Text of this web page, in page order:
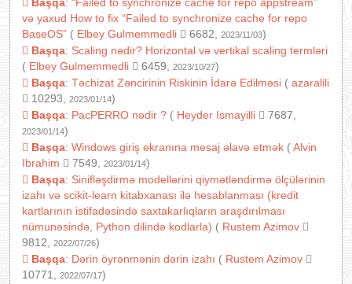
və yaxud How to fix “Failed to synchronize cache for repo
BaseOS” ( Elbey Gulmemmedli 6682, 2023/11/03)
Başqa: Scaling nədir? Horizontal və vertikal scaling termləri
( Elbey Gulmemmedli 6459, 2023/10/27)
Başqa: Təchizat Zəncirinin Riskinin İdarə Edilməsi ( azaralili
10293,
2023/01/14)
Başqa: PacPERRO nədir ? ( Heyder Ismayilli 7687,
2023/01/14)
Başqa: Windows giriş ekranına mesaj əlavə etmək (Alvin
Ibrahim
7549, 2023/01/14)
Başqa: Sinifləşdirmə modellərini qiymətləndirmə ölçülərinin
izahı və scikit-learn kitabxanası ilə hesablanması (kredit
kartlarının istifadəsində saxtakarlıqların araşdırılması
nümunəsində, Python dilində kodlarla) ( Rustem Azimov
9812,
2022/07/26)
Başqa: Dərin öyrənmənin dərin izahı ( Rustem Azimov
10771,
2022/07/17)